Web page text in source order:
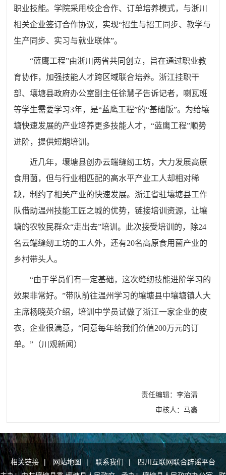
职业技能。学院采用校企合作、订单培养模式，与浙川
相关企业签订合作协议，实现“招生与招工同步、教学与
生产同步、实习与就业联体”。
“蓝鹰工程”由浙川两省共同创立，旨在通过职业教
育协作，加强技能人才跨区域联合培养。浙江挂职干
部、壤塘县政府办公室副主任徐慧子告诉记者，喇瓦班
等学生需要学习3年，是“蓝鹰工程”的“基础版”。为给壤
塘快速发展的产业培养更多技能人才，“蓝鹰工程”顺势
进阶，提供短期培训。
近几年，壤塘县创办云端缝纫工坊，大力发展高原
食用菌，但与行业相匹配的高水平产业工人却相对稀
缺，制约了相关产业的快速发展。浙江省驻壤塘县工作
队借助温州技能工匠之城的优势，链接培训资源，让壤
塘的农牧民群众“走出去”培训。此次接受培训的，除24
名云端缝纫工坊的工人外，还有20名高原食用菌产业的
乡村带头人。
“由于学员们有一定基础，这次缝纫技能进阶学习的
效果非常好。”带队前往温州学习的壤塘县中壤塘镇人大
主席杨晓英介绍，培训中学员试做了浙江一家企业的皮
衣，企业很满意，“同意每年给我们价值200万元的订
单。”（川观新闻 ）
责任编辑：李治清
审核人：马鑫
相关链接 | 网站地图 | 联系我们 |
四川互联网联合辟谣平台